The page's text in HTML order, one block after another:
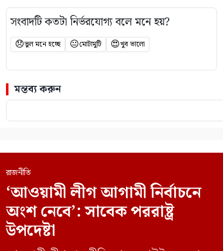
সংবাদটি কতটা নির্ভরযোগ্য বলে মনে হয়?
😞ভুল মনে হচ্ছে 😐মোটামুটি 😍খুব ভালো
মন্তব্য করুন
রাজনীতি
‘আওয়ামী লীগ আগামী নির্বাচনে
অংশ নেবে’: সাবেক পররাষ্ট্র
উপদেষ্টা